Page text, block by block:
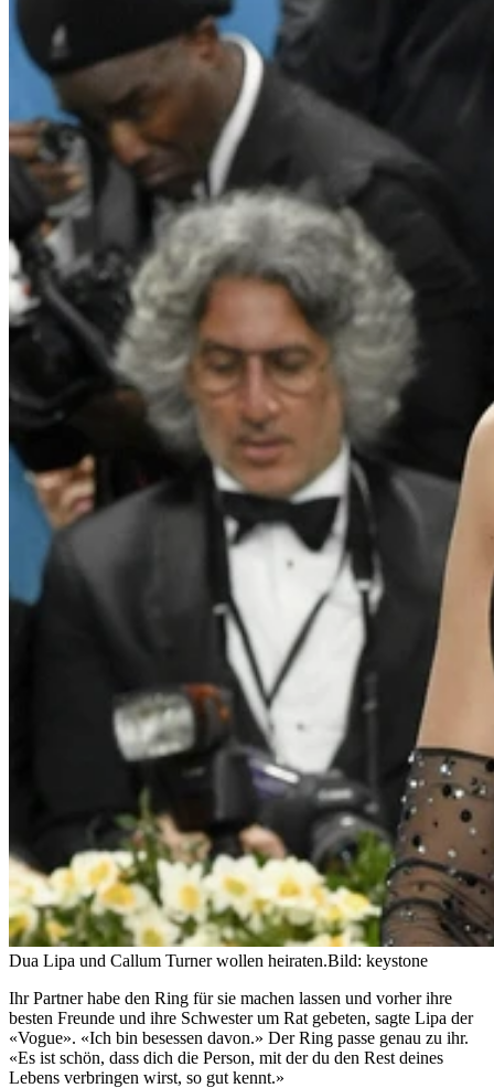
Dua Lipa und Callum Turner wollen heiraten.Bild: keystone
Ihr Partner habe den Ring für sie machen lassen und vorher ihre
besten Freunde und ihre Schwester um Rat gebeten, sagte Lipa der
«Vogue». «Ich bin besessen davon.» Der Ring passe genau zu ihr.
«Es ist schön, dass dich die Person, mit der du den Rest deines
Lebens verbringen wirst, so gut kennt.»